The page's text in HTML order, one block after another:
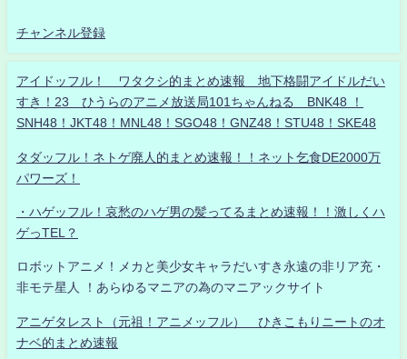
チャンネル登録
アイドッフル！ ワタクシ的まとめ速報 地下格闘アイドルだい
すき！23 ひうらのアニメ放送局101ちゃんねる BNK48 ！
SNH48！JKT48！MNL48！SGO48！GNZ48！STU48！SKE48
タダッフル！ネトゲ廃人的まとめ速報！！ネット乞食DE2000万
パワーズ！
・ハゲッフル！哀愁のハゲ男の髪ってるまとめ速報！！激しくハ
ゲっTEL？
ロボットアニメ！メカと美少女キャラだいすき永遠の非リア充・
非モテ星人 ！あらゆるマニアの為のマニアックサイト
アニゲタレスト（元祖！アニメッフル） ひきこもりニートのオ
ナベ的まとめ速報